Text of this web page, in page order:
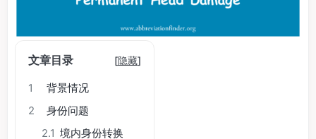
文章目录 [隐藏]
1
背景情况
2
身份问题
2.1 境内身份转换